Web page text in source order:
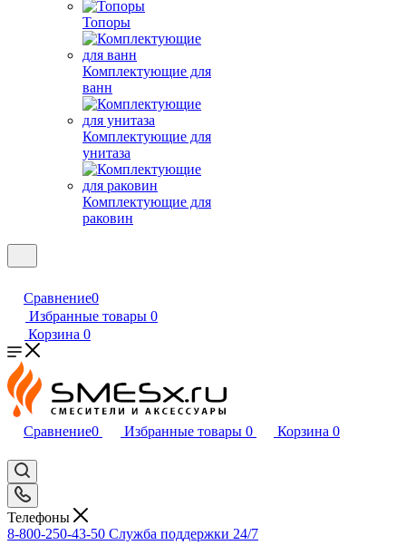
Топоры
Комплектующие для
ванн
Комплектующие для
унитаза
Комплектующие для
раковин
Сравнение0
Избранные товары 0
Корзина 0
Сравнение0 Избранные товары 0 Корзина 0
Телефоны
8-800-250-43-50 Служба поддержки 24/7